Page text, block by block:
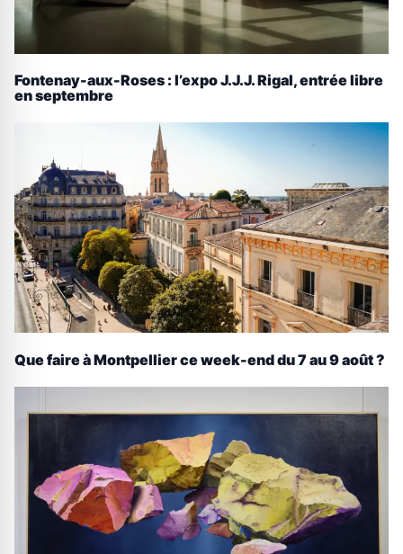
Fontenay-aux-Roses : l’expo J.J.J. Rigal, entrée libre
en septembre
Que faire à Montpellier ce week-end du 7 au 9 août ?